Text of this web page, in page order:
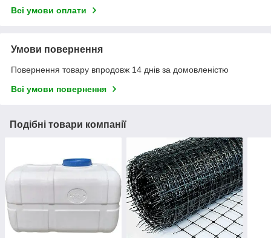
Всі умови оплати
Умови повернення
Повернення товару впродовж 14 днів за домовленістю
Всі умови повернення
Подібні товари компанії